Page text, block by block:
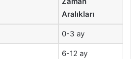
Aralıkları
0-3 ay
6-12 ay